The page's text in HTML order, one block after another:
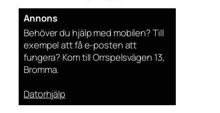
Annons
Behöver du hjälp med mobilen? Till
exempel att få e-posten att
fungera? Kom till Orrspelsvägen 13,
Bromma.
Datorhjälp